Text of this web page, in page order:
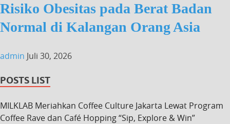
Risiko Obesitas pada Berat Badan
Normal di Kalangan Orang Asia
admin Juli 30, 2026
POSTS LIST
MILKLAB Meriahkan Coffee Culture Jakarta Lewat Program
Coffee Rave dan Café Hopping “Sip, Explore & Win”